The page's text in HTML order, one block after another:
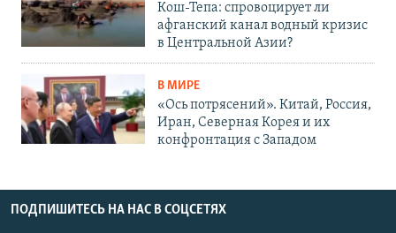
Кош-Тепа: спровоцирует ли
афганский канал водный кризис
в Центральной Азии?
В МИРЕ
«Ось потрясений». Китай, Россия,
Иран, Северная Корея и их
конфронтация с Западом
ПОДПИШИТЕСЬ НА НАС В СОЦСЕТЯХ